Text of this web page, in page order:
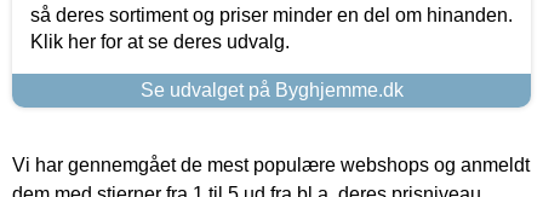
så deres sortiment og priser minder en del om hinanden.
Klik her for at se deres udvalg.
Se udvalget på Byghjemme.dk
Vi har gennemgået de mest populære webshops og anmeldt